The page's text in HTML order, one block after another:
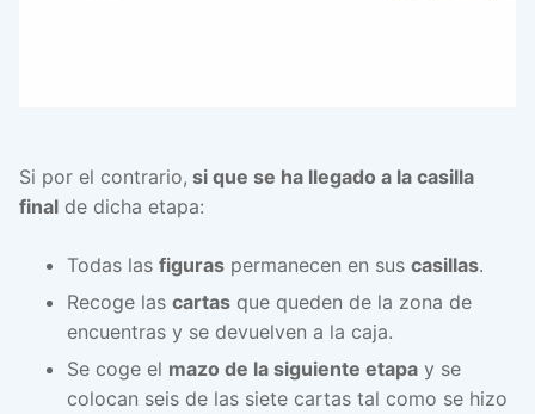
Si por el contrario, si que se ha llegado a la casilla
final de dicha etapa:
Todas las figuras permanecen en sus casillas.
Recoge las cartas que queden de la zona de
encuentras y se devuelven a la caja.
Se coge el mazo de la siguiente etapa y se
colocan seis de las siete cartas tal como se hizo